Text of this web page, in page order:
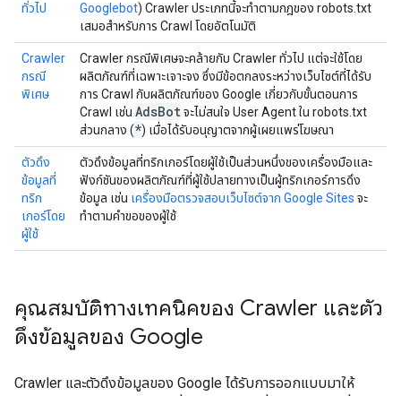
ทั่วไป
Googlebot) Crawler ประเภทนี้จะทำตามกฎของ robots.txt
เสมอสําหรับการ Crawl โดยอัตโนมัติ
Crawler
กรณี
พิเศษ
Crawler กรณีพิเศษจะคล้ายกับ Crawler ทั่วไป แต่จะใช้โดย
ผลิตภัณฑ์ที่เฉพาะเจาะจง ซึ่งมีข้อตกลงระหว่างเว็บไซต์ที่ได้รับ
การ Crawl กับผลิตภัณฑ์ของ Google เกี่ยวกับขั้นตอนการ
Crawl เช่น AdsBotจะไม่สนใจ User Agent ใน robots.txt
ส่วนกลาง (*) เมื่อได้รับอนุญาตจากผู้เผยแพร่โฆษณา
ตัวดึง
ข้อมูลที่
ทริก
เกอร์โดย
ผู้ใช้
ตัวดึงข้อมูลที่ทริกเกอร์โดยผู้ใช้เป็นส่วนหนึ่งของเครื่องมือและ
ฟังก์ชันของผลิตภัณฑ์ที่ผู้ใช้ปลายทางเป็นผู้ทริกเกอร์การดึง
ข้อมูล เช่น เครื่องมือตรวจสอบเว็บไซต์จาก Google Sites จะ
ทำตามคำขอของผู้ใช้
คุณสมบัติทางเทคนิคของ Crawler และตัว
ดึงข้อมูลของ Google
Crawler และตัวดึงข้อมูลของ Google ได้รับการออกแบบมาให้